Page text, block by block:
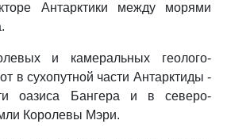
Антарктики между морями
и камеральных геолого-
в сухопутной части Антарктиды -
оазиса Бангера и в северо-
Королевы Мэри.